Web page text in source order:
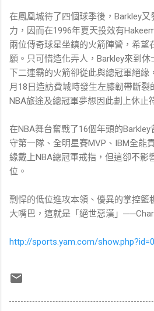
在鳳凰城待了四個球季後，Barkley
力，因而在1996年夏天投效有
兩位傳奇球星坐鎮的火箭陣營，希望
願。只可惜造化弄人，Barkley來到
下二連霸的火箭卻從此與總冠軍絕緣
月18日造訪費城時發生左膝韌帶斷裂
NBA旅途及總冠軍夢想因此劃上休止
在NBA舞台奮戰了16個年頭的
守第一隊、全明星賽MVP、IBM全能
緣戴上NBA總冠軍戒指，但這卻不影
位。
剽悍的低位進攻本領、優異的掌控籃
大嘴巴，這就是「絕世惡漢」
http://sports.yam.com/